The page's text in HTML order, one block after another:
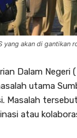
yang akan di gantikan
Dalam Negeri
utama
Masalah
atau